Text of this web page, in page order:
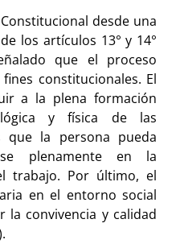
desde una
los artículos 13° y 14°
que el proceso
constitucionales. El
a la plena formación
y física de las
que la persona pueda
plenamente en la
trabajo. Por último, el
en el entorno social
la convivencia y calidad